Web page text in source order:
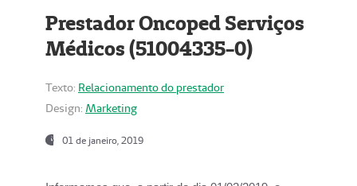
Prestador Oncoped Serviços
Médicos (51004335-0)
Texto: Relacionamento do prestador
Design: Marketing
01 de janeiro, 2019